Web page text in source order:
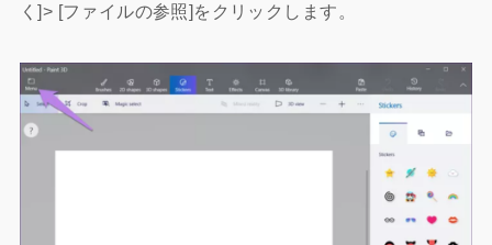
く]> [ファイルの参照]をクリックします。